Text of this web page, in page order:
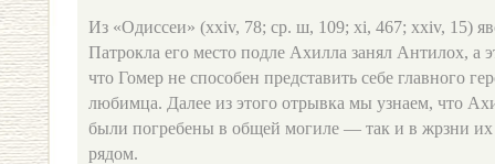
Из «Одиссеи» (xxiv, 78; ср. ш, 109; xi, 467; xxiv, 15)
Патрокла его место подле Ахилла занял Антилох, а
что Гомер не способен представить себе главного
любимца. Далее из этого отрывка мы узнаем, что
были погребены в общей могиле — так и в жрзни их
рядом.